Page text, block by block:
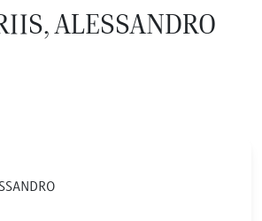
ALESSANDRO